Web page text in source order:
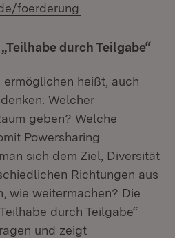
foerderung
durchTeilgabe“
heißt, auch
Welcher
geben? Welche
Powersharing
sich dem Ziel, Diversität
Richtungen aus
wie weitermachen? Die
durch Teilgabe“
und zeigt